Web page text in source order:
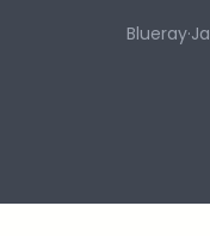
Blueray·